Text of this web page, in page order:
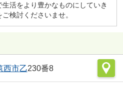
活をより豊かなものにしていき
検討くださいませ。
西市乙230番8